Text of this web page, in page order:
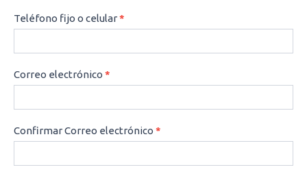
Teléfono fijo o celular*
Correo electrónico *
Confirmar Correo electrónico *